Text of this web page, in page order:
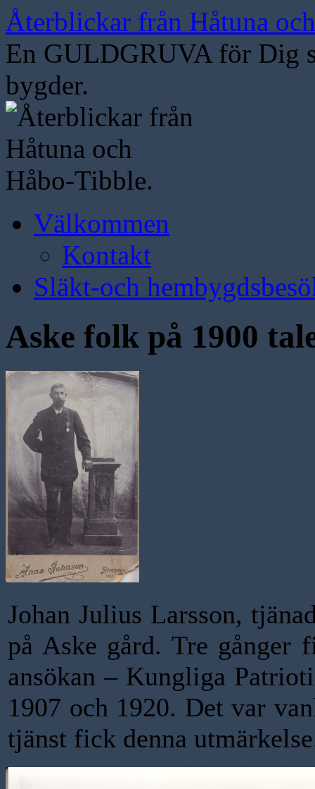
Hoppa
till
innehåll
Återblickar från Håtuna
En GULDGRUVA för Dig
bygder.
Välkommen
Kontakt
Släkt-och
Aske folk på 1900
Johan Julius Larsson,
på Aske gård. Tre gånger
ansökan – Kungliga
1907 och 1920. Det var
tjänst fick denna